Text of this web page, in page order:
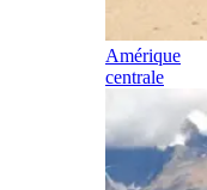
Amérique
centrale